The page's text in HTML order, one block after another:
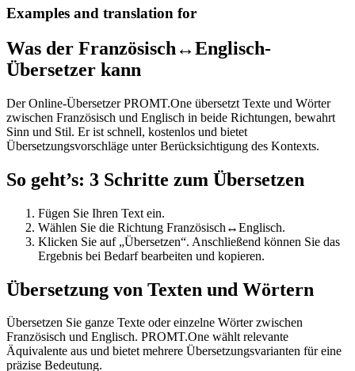
Examples and translation for
Was der Französisch↔Englisch-
Übersetzer kann
Der Online-Übersetzer PROMT.One übersetzt Texte und Wörter
zwischen Französisch und Englisch in beide Richtungen, bewahrt
Sinn und Stil. Er ist schnell, kostenlos und bietet
Übersetzungsvorschläge unter Berücksichtigung des Kontexts.
So geht’s: 3 Schritte zum Übersetzen
Fügen Sie Ihren Text ein.
Wählen Sie die Richtung Französisch↔Englisch.
Klicken Sie auf „Übersetzen“. Anschließend können Sie das
Ergebnis bei Bedarf bearbeiten und kopieren.
Übersetzung von Texten und Wörtern
Übersetzen Sie ganze Texte oder einzelne Wörter zwischen
Französisch und Englisch. PROMT.One wählt relevante
Äquivalente aus und bietet mehrere Übersetzungsvarianten für eine
präzise Bedeutung.